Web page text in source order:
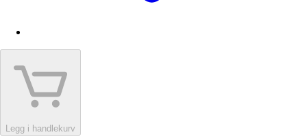
Legg i handlekurv